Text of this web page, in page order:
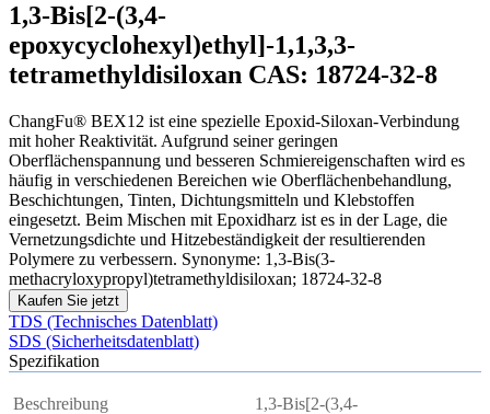
1,3-Bis[2-(3,4-
epoxycyclohexyl)ethyl]-1,1,3,3-
tetramethyldisiloxan CAS: 18724-32-8
ChangFu® BEX12 ist eine spezielle Epoxid-Siloxan-Verbindung
mit hoher Reaktivität. Aufgrund seiner geringen
Oberflächenspannung und besseren Schmiereigenschaften wird es
häufig in verschiedenen Bereichen wie Oberflächenbehandlung,
Beschichtungen, Tinten, Dichtungsmitteln und Klebstoffen
eingesetzt. Beim Mischen mit Epoxidharz ist es in der Lage, die
Vernetzungsdichte und Hitzebeständigkeit der resultierenden
Polymere zu verbessern. Synonyme: 1,3-Bis(3-
methacryloxypropyl)tetramethyldisiloxan; 18724-32-8
Kaufen Sie jetzt
TDS (Technisches Datenblatt)
SDS (Sicherheitsdatenblatt)
Spezifikation
Beschreibung 1,3-Bis[2-(3,4-